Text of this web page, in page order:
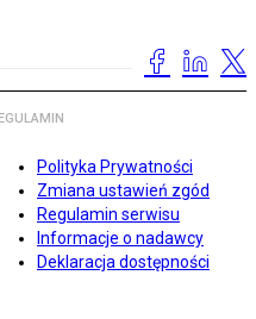
Polityka Prywatności
Zmiana ustawień zgód
Regulamin serwisu
Informacje o nadawcy
Deklaracja dostępności